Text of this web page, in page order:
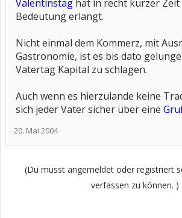
Valentinstag hat in recht kurzer
Bedeutung erlangt.
Nicht einmal dem Kommerz, mit
Gastronomie, ist es bis dato
Vatertag Kapital zu schlagen.
Auch wenn es hierzulande keine
sich jeder Vater sicher über eine
20. Mai 2004
(Du musst angemeldet oder registriert
verfassen zu können. )